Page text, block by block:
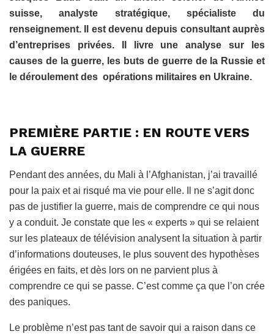
suisse, analyste stratégique, spécialiste du
renseignement. Il est devenu depuis consultant auprès
d’entreprises privées. Il livre une analyse sur les
causes de la guerre, les buts de guerre de la Russie et
le déroulement des opérations militaires en Ukraine.
PREMIÈRE PARTIE : EN ROUTE VERS
LA GUERRE
Pendant des années, du Mali à l’Afghanistan, j’ai travaillé
pour la paix et ai risqué ma vie pour elle. Il ne s’agit donc
pas de justifier la guerre, mais de comprendre ce qui nous
y a conduit. Je constate que les « experts » qui se relaient
sur les plateaux de télévision analysent la situation à partir
d’informations douteuses, le plus souvent des hypothèses
érigées en faits, et dès lors on ne parvient plus à
comprendre ce qui se passe. C’est comme ça que l’on crée
des paniques.
Le problème n’est pas tant de savoir qui a raison dans ce